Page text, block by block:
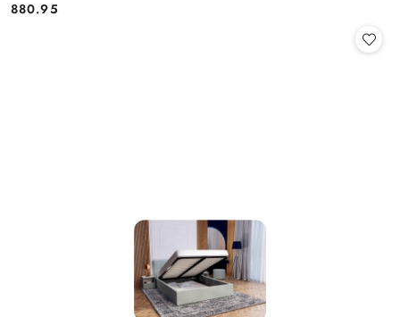
Cena:
880.95